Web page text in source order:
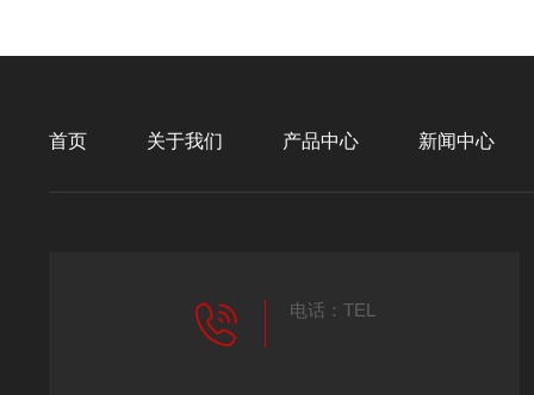
首页 关于我们 产品中心 新闻中心
电话：TEL